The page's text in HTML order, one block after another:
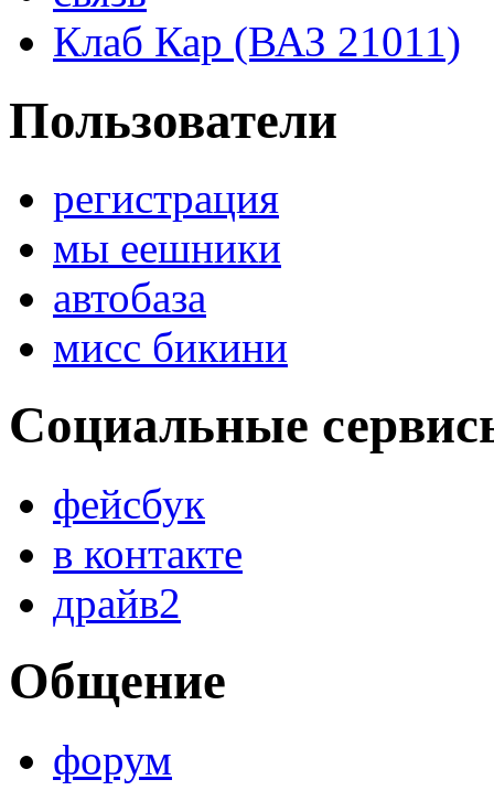
Клаб Кар (ВАЗ 21011)
Пользователи
регистрация
мы еешники
автобаза
мисс бикини
Социальные
фейсбук
в контакте
драйв2
Общение
форум